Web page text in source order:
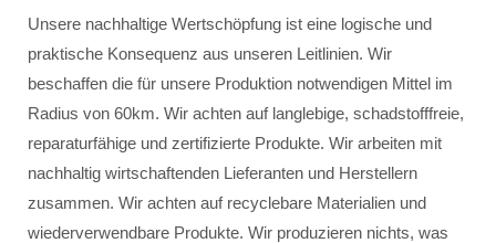
Unsere nachhaltige Wertschöpfung ist eine logische und
praktische Konsequenz aus unseren Leitlinien. Wir
beschaffen die für unsere Produktion notwendigen Mittel im
Radius von 60km. Wir achten auf langlebige, schadstofffreie,
reparaturfähige und zertifizierte Produkte. Wir arbeiten mit
nachhaltig wirtschaftenden Lieferanten und Herstellern
zusammen. Wir achten auf recyclebare Materialien und
wiederverwendbare Produkte. Wir produzieren nichts, was